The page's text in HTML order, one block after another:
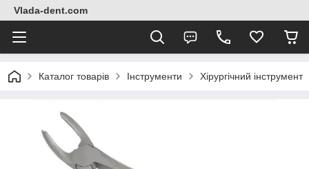
Vlada-dent.com
Каталог товарів Інструменти Хірургічний інструмент